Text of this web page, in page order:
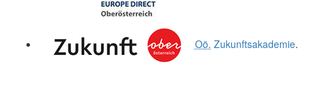
Oö. Zukunftsakademie.